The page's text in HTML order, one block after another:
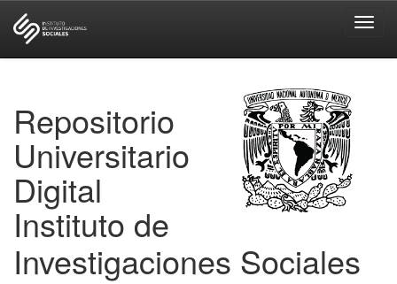
Repositorio
Universitario
Digital
Instituto de
Investigaciones Sociales